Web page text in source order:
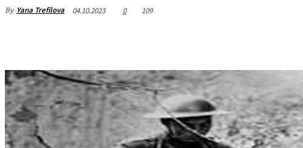
By Yana Trefilova 04.10.2023 0 109